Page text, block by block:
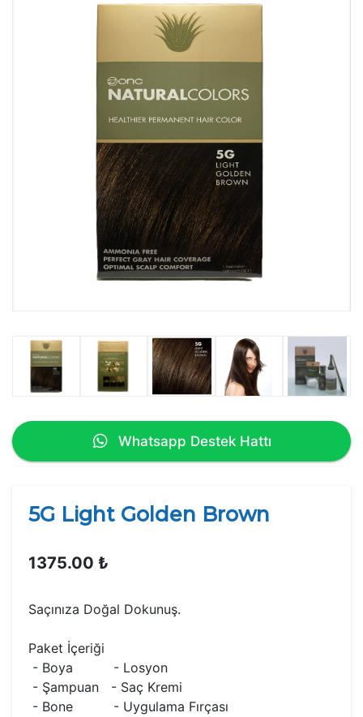
Whatsapp Destek Hattı
5G Light Golden Brown
1375.00 ₺
Saçınıza Doğal Dokunuş.
Paket İçeriği
- Boya - Losyon
- Şampuan - Saç Kremi
- Bone - Uygulama Fırçası